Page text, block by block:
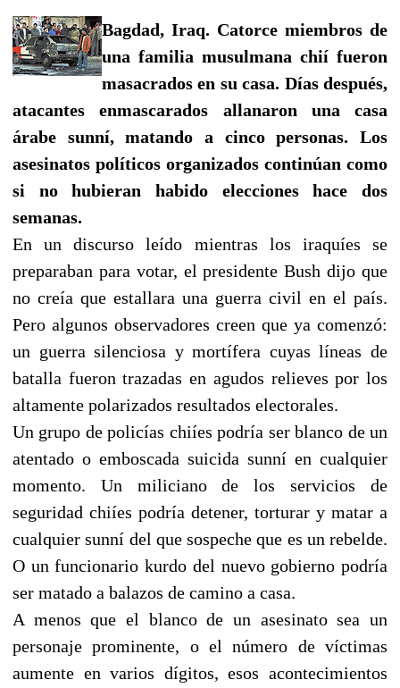
Bagdad, Iraq. Catorce miembros de
una familia musulmana chií fueron
masacrados en su casa. Días después,
atacantes enmascarados allanaron una casa
árabe sunní, matando a cinco personas. Los
asesinatos políticos organizados continúan como
si no hubieran habido elecciones hace dos
semanas.
En un discurso leído mientras los iraquíes se
preparaban para votar, el presidente Bush dijo que
no creía que estallara una guerra civil en el país.
Pero algunos observadores creen que ya comenzó:
un guerra silenciosa y mortífera cuyas líneas de
batalla fueron trazadas en agudos relieves por los
altamente polarizados resultados electorales.
Un grupo de policías chiíes podría ser blanco de un
atentado o emboscada suicida sunní en cualquier
momento. Un miliciano de los servicios de
seguridad chiíes podría detener, torturar y matar a
cualquier sunní del que sospeche que es un rebelde.
O un funcionario kurdo del nuevo gobierno podría
ser matado a balazos de camino a casa.
A menos que el blanco de un asesinato sea un
personaje prominente, o el número de víctimas
aumente en varios dígitos, esos acontecimientos